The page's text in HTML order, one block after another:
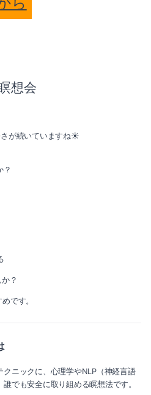
想会
が続いていますね☀
？
？
です。
ニックに、心理学やNLP（神経言語
でも安全に取り組める瞑想法です。